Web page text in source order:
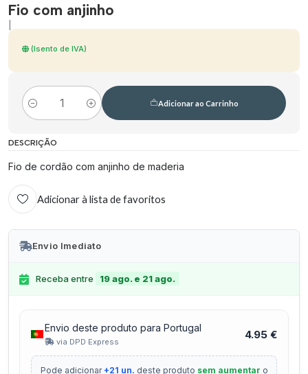
Fio com anjinho
(Isento de IVA)
Quantidade
Adicionar ao Carrinho
DESCRIÇÃO
Fio de cordão com anjinho de maderia
Adicionar à lista de favoritos
Envio Imediato
Receba entre 19 ago. e 21 ago.
Envio deste produto para Portugal
via DPD Express
4.95 €
Pode adicionar+21 un. deste produto sem aumentar o